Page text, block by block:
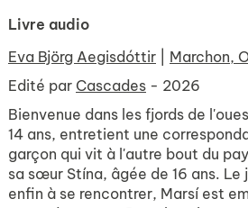
Livre audio
Eva Björg Aegisdóttir
Marchon,
Edité par Cascades - 2026
Bienvenue dans les fjords de
14 ans, entretient une
garçon qui vit à l'autre bout du
sa sœur Stína, âgée de 16 ans. Le
enfin à se rencontrer, Marsí est